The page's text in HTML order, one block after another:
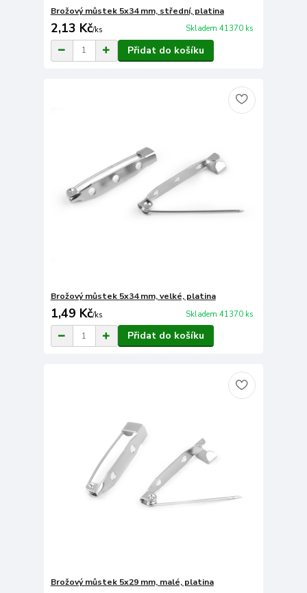
Brožový můstek 5x34 mm, střední, platina
2,13 Kč/ks Skladem 41370 ks
Přidat do košíku
Brožový můstek 5x34 mm, velké, platina
1,49 Kč/ks Skladem 41370 ks
Přidat do košíku
Brožový můstek 5x29 mm, malé, platina